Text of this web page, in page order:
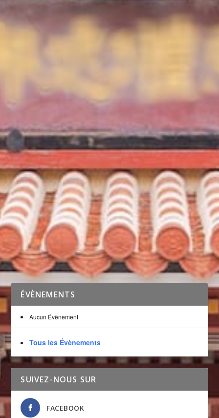
COUPE DE FRANCE DE KOBUDO LE 13 AVRIL
2013
parFrédéric| Mai 12, 2013 Kobudo|0 |
La Coupe de Kobudo s’est déroulée cette année dans la
villes de Yerres. Nous avons été reçus...
LIRE LA SUITE
ÉVÈNEMENTS
Aucun Évènement
Tous les Évènements
SUIVEZ-NOUS SUR
FACEBOOK